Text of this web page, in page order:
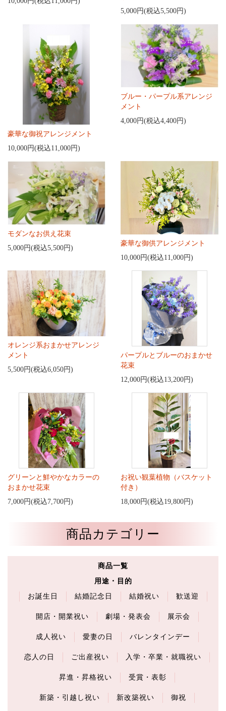
5,000円(税込5,500円)
豪華な御祝アレンジメント
10,000円(税込11,000円)
ブルー・パープル系アレンジ
メント
4,000円(税込4,400円)
モダンなお供え花束
5,000円(税込5,500円)
豪華な御供アレンジメント
10,000円(税込11,000円)
オレンジ系おまかせアレンジ
メント
5,500円(税込6,050円)
パープルとブルーのおまかせ
花束
12,000円(税込13,200円)
グリーンと鮮やかなカラーの
おまかせ花束
7,000円(税込7,700円)
お祝い観葉植物（バスケット
付き）
18,000円(税込19,800円)
商品カテゴリー
商品一覧
用途・目的
お誕生日
結婚記念日 結婚祝い 歓送迎
開店・開業祝い 劇場・発表会 展示会
成人祝い 愛妻の日 バレンタインデー
恋人の日 ご出産祝い 入学・卒業・就職祝い
昇進・昇格祝い 受賞・表彰
新築・引越し祝い 新改築祝い 御祝